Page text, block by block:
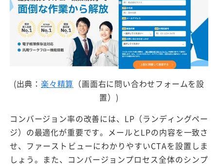
(出典：楽々精算 （画面右に問い合わせフォームを設
置）)
コンバージョン率の改善には、LP（ランディングペー
ジ）の最適化が重要です。メールとLPの内容を一致さ
せ、ファーストビューにわかりやすいCTAを設置しま
しょう。また、コンバージョンプロセス全体のシンプ